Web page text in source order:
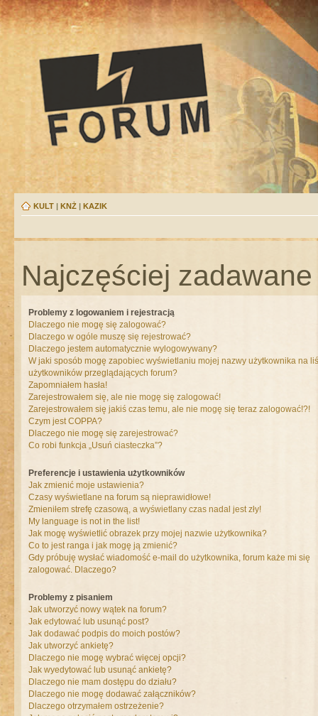
KULT | KNŻ | KAZIK
Najczęściej
Problemy z logowaniem i rejestracją
Dlaczego nie mogę się zalogować?
Dlaczego w ogóle muszę się rejestrować?
Dlaczego jestem automatycznie wylogowywany?
W jaki sposób mogę zapobiec wyświetlaniu mojej nazwy użytkownika na
użytkowników przeglądających forum?
Zapomniałem hasła!
Zarejestrowałem się, ale nie mogę się zalogować!
Zarejestrowałem się jakiś czas temu, ale nie mogę się teraz zalogować!?!
Czym jest COPPA?
Dlaczego nie mogę się zarejestrować?
Co robi funkcja „Usuń ciasteczka”?
Preferencje i ustawienia użytkowników
Jak zmienić moje ustawienia?
Czasy wyświetlane na forum są nieprawidłowe!
Zmieniłem strefę czasową, a wyświetlany czas nadal jest zły!
My language is not in the list!
Jak mogę wyświetlić obrazek przy mojej nazwie użytkownika?
Co to jest ranga i jak mogę ją zmienić?
Gdy próbuję wysłać wiadomość e-mail do użytkownika, forum każe mi się
zalogować. Dlaczego?
Problemy z pisaniem
Jak utworzyć nowy wątek na forum?
Jak edytować lub usunąć post?
Jak dodawać podpis do moich postów?
Jak utworzyć ankietę?
Dlaczego nie mogę wybrać więcej opcji?
Jak wyedytować lub usunąć ankietę?
Dlaczego nie mam dostępu do działu?
Dlaczego nie mogę dodawać załączników?
Dlaczego otrzymałem ostrzeżenie?